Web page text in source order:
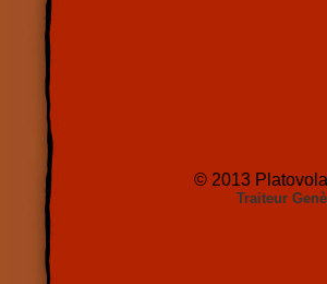
© 2013
Traiteur